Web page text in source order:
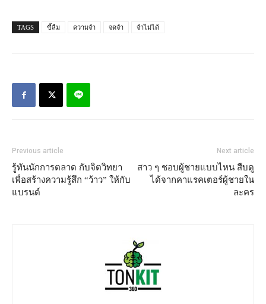
TAGS ขี้ลืม ความจำ จดจำ จำไม่ได้
Previous article
รู้ทันนักการตลาด กับจิตวิทยา
เพื่อสร้างความรู้สึก “ว้าว” ให้กับ
แบรนด์
Next article
สาว ๆ ชอบผู้ชายแบบไหน สืบดู
ได้จากคาแรคเตอร์ผู้ชายใน
ละคร